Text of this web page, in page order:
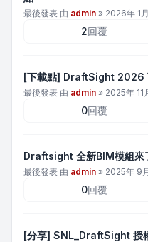
最後發表 由 admin » 2026年 1
2回覆
[下載點] DraftSight 2026
最後發表 由 admin » 2025年 11
0回覆
Draftsight 全新BIM模組來
最後發表 由 admin » 2025年 9
0回覆
[分享] SNL_DraftSight 授